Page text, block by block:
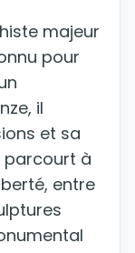
majeur
pour
il
et sa
parcourt à
entre